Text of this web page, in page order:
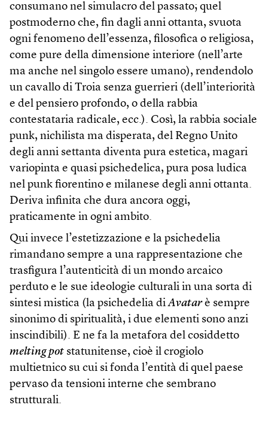
consumano nel simulacro del passato; quel
postmoderno che, fin dagli anni ottanta, svuota
ogni fenomeno dell’essenza, filosofica o religiosa,
come pure della dimensione interiore (nell’arte
ma anche nel singolo essere umano), rendendolo
un cavallo di Troia senza guerrieri (dell’interiorità
e del pensiero profondo, o della rabbia
contestataria radicale, ecc.). Così, la rabbia sociale
punk, nichilista ma disperata, del Regno Unito
degli anni settanta diventa pura estetica, magari
variopinta e quasi psichedelica, pura posa ludica
nel punk fiorentino e milanese degli anni ottanta.
Deriva infinita che dura ancora oggi,
praticamente in ogni ambito.
Qui invece l’estetizzazione e la psichedelia
rimandano sempre a una rappresentazione che
trasfigura l’autenticità di un mondo arcaico
perduto e le sue ideologie culturali in una sorta di
sintesi mistica (la psichedelia diAvatarè sempre
sinonimo di spiritualità, i due elementi sono anzi
inscindibili). E ne fa la metafora del cosiddetto
melting pot statunitense, cioè il crogiolo
multietnico su cui si fonda l’entità di quel paese
pervaso da tensioni interne che sembrano
strutturali.